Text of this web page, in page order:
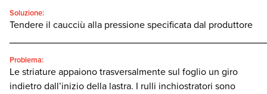
Soluzione:
Tendere il caucciù alla pressione specificata dal produttore
Problema:
Le striature appaiono trasversalmente sul foglio un giro
indietro dall’inizio della lastra. I rulli inchiostratori sono